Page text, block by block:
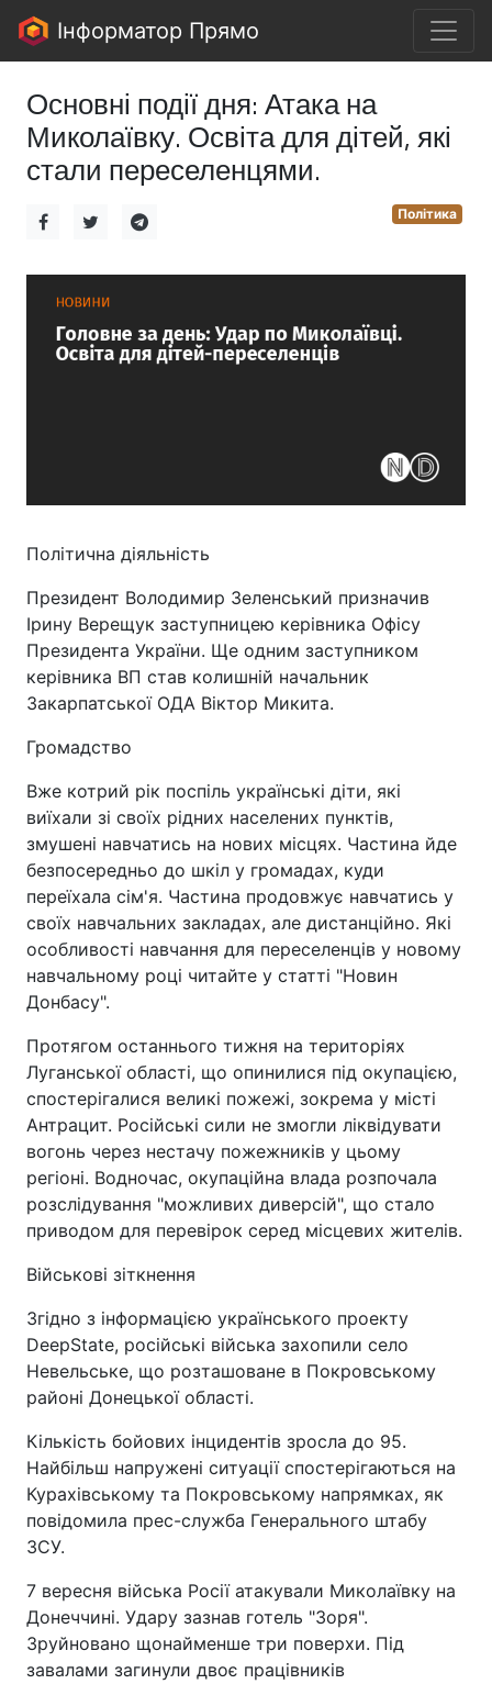
Інформатор Прямо
Основні події дня: Атака на
Миколаївку. Освіта для дітей, які
стали переселенцями.
Політика
Політична діяльність
Президент Володимир Зеленський призначив
Ірину Верещук заступницею керівника Офісу
Президента України. Ще одним заступником
керівника ВП став колишній начальник
Закарпатської ОДА Віктор Микита.
Громадство
Вже котрий рік поспіль українські діти, які
виїхали зі своїх рідних населених пунктів,
змушені навчатись на нових місцях. Частина йде
безпосередньо до шкіл у громадах, куди
переїхала сім'я. Частина продовжує навчатись у
своїх навчальних закладах, але дистанційно. Які
особливості навчання для переселенців у новому
навчальному році читайте у статті "Новин
Донбасу".
Протягом останнього тижня на територіях
Луганської області, що опинилися під окупацією,
спостерігалися великі пожежі, зокрема у місті
Антрацит. Російські сили не змогли ліквідувати
вогонь через нестачу пожежників у цьому
регіоні. Водночас, окупаційна влада розпочала
розслідування "можливих диверсій", що стало
приводом для перевірок серед місцевих жителів.
Військові зіткнення
Згідно з інформацією українського проекту
DeepState, російські війська захопили село
Невельське, що розташоване в Покровському
районі Донецької області.
Кількість бойових інцидентів зросла до 95.
Найбільш напружені ситуації спостерігаються на
Курахівському та Покровському напрямках, як
повідомила прес-служба Генерального штабу
ЗСУ.
7 вересня війська Росії атакували Миколаївку на
Донеччині. Удару зазнав готель "Зоря".
Зруйновано щонайменше три поверхи. Під
завалами загинули двоє працівників